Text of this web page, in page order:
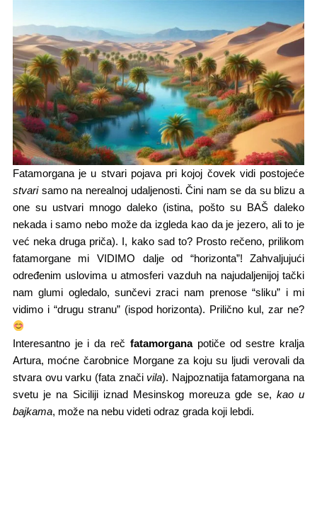
Fatamorgana je u stvari pojava pri kojoj čovek vidi postojeće
stvarisamo na nerealnoj udaljenosti. Čini nam se da su blizu a
one su ustvari mnogo daleko​ (istina, pošto su BAŠ daleko
nekada i samo nebo može da izgleda kao da je jezero,​ ali to je
već neka druga priča).​ I, kako sad to? Prosto rečeno, prilikom
fatamorgane mi VIDIMO dalje od “horizonta”! Zahvaljujući
određenim uslovima u atmosferi vazduh na najudaljenijoj tački
nam glumi ogledalo, sunčevi zraci nam prenose “sliku” i mi
vidimo i “drugu stranu” (ispod horizonta). Prilično kul, zar ne?
Interesantno je i da reč fatamorganapotiče od sestre kralja
Artura, moćne čarobnice Morgane za koju su ljudi verovali da
stvara ovu varku (fata znači vila). Najpoznatija fatamorgana na
svetu je na Siciliji iznad Mesinskog moreuza gde se, kaou
bajkama, može na nebu videti odraz grada koji lebdi.